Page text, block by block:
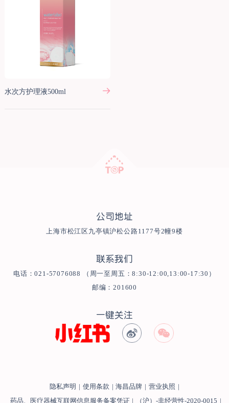
水次方护理液500ml
公司地址
上海市松江区九亭镇沪松公路1177号2幢9楼
联系我们
电话：021-57076088 （周一至周五：8:30-12:00,13:00-17:30）
邮编：201600
一键关注
隐私声明 使用条款 海昌品牌 营业执照
药品、医疗器械互联网信息服务备案凭证 | （沪）-非经营性-2020-0015 |